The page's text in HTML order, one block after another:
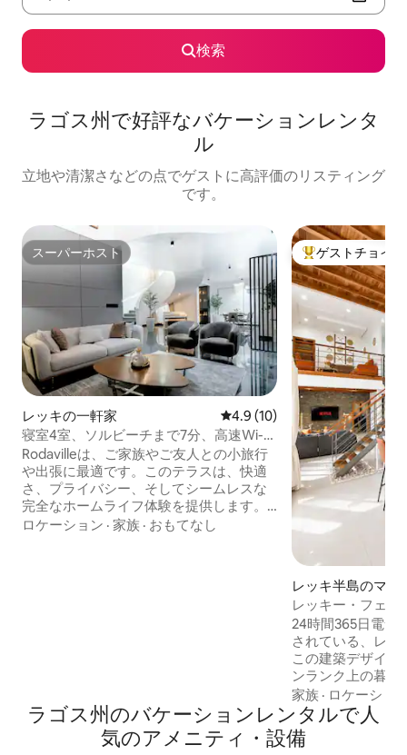
検索
ラゴス州で好評なバケーションレンタ
ル
立地や清潔さなどの点でゲストに高評価のリスティング
です。
スーパーホスト
スーパーホスト
レッキの一軒家 レビュー10件、5つ星中4.9つ
4.9 (10)
寝室4室、ソルビーチまで7分、高速Wi-
Fi、247電気
Rodavilleは、ご家族やご友人との小旅行
や出張に最適です。このテラスは、快適
さ、プライバシー、そしてシームレスな
完全なホームライフ体験を提供します。
特徴： * ピアノ * スマートテレビ * パーム
ロケーション · 家族 · おもてなし
大好評のゲスト
ゲストチョイス
レッキ半島のマン
ート
レッキー・フェー
（プール付き）
24時間365日電気
されている、レッ
この建築デザイナ
ンランク上の暮ら
印象的な高い天井
暖かみのある木の
たインテリア、モ
備えたこのユニー
家族 · ロケーショ
ラゴス州のバケーションレンタルで人
気のアメニティ・設備